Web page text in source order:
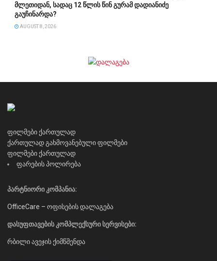
მლეთიდან, სადაც 12 წლის წინ გურამ დადიანიძე
გაუჩინარდა?
AUGUST 8, 2026
ფილმები ქართულად
ქართულად გახმოვანებული ფილმები
ფილმები ქართულად
ფარების პოლირება
პარტნიორი კომპანია:
OfficeCare – ოფისების დალაგება
დასუფთავების კომპლექსური სერვისები:
რბილი ავეჯის ქიმწმენდა